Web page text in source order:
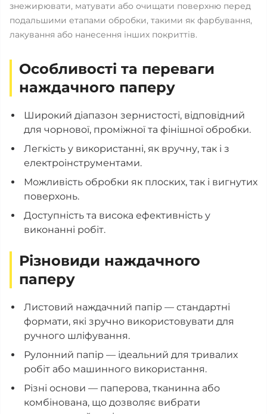
знежирювати, матувати або очищати поверхню перед
подальшими етапами обробки, такими як фарбування,
лакування або нанесення інших покриттів.
Особливості та переваги
наждачного паперу
Широкий діапазон зернистості, відповідний
для чорнової, проміжної та фінішної обробки.
Легкість у використанні, як вручну, так і з
електроінструментами.
Можливість обробки як плоских, так і вигнутих
поверхонь.
Доступність та висока ефективність у
виконанні робіт.
Різновиди наждачного
паперу
Листовий наждачний папір — стандартні
формати, які зручно використовувати для
ручного шліфування.
Рулонний папір — ідеальний для тривалих
робіт або машинного використання.
Різні основи — паперова, тканинна або
комбінована, що дозволяє вибрати